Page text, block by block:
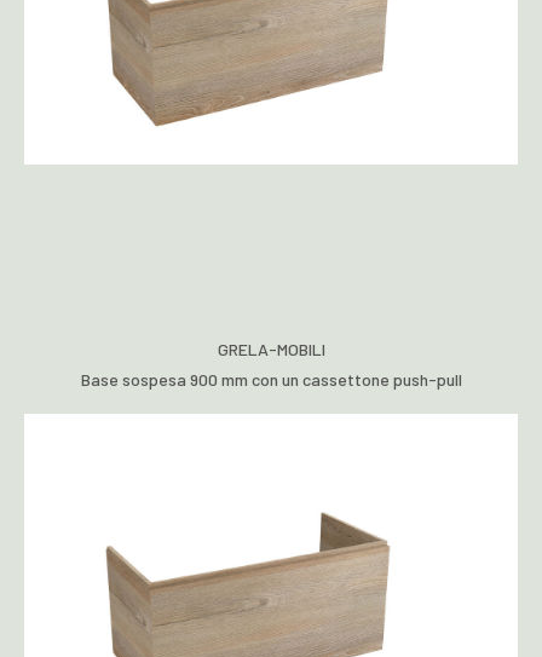
GRELA-MOBILI
Base sospesa 900 mm con un cassettone push-pull